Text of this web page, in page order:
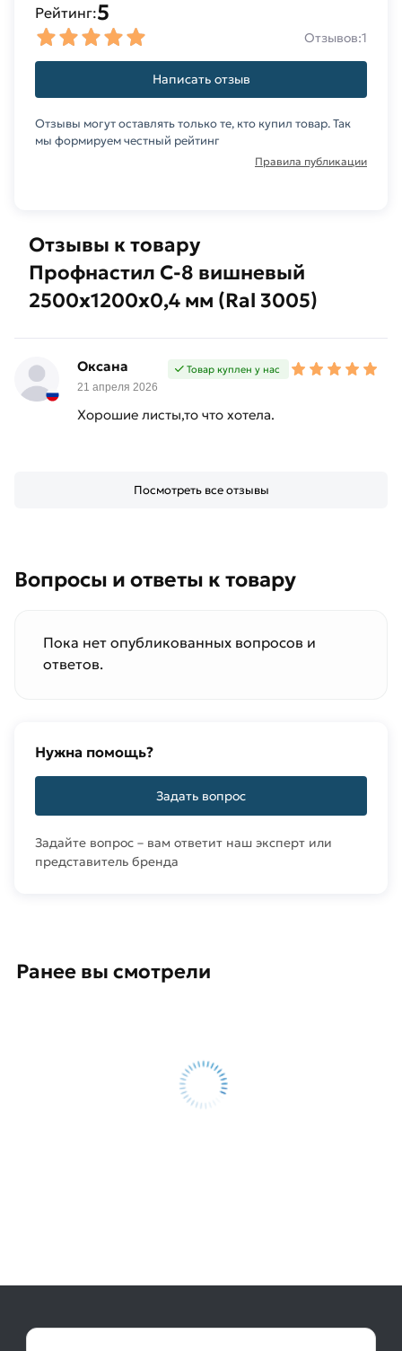
Отзывы к товару
Профнастил С-8 вишневый
2500х1200х0,4 мм (Ral 3005)
Оксана
21 апреля 2026
Товар куплен у нас
Хорошие листы,то что хотела.
Посмотреть все отзывы
Рейтинг:5
Отзывов:1
Написать отзыв
Отзывы могут оставлять только те, кто купил товар. Так
мы формируем честный рейтинг
Правила публикации
Вопросы и ответы к товару
Пока нет опубликованных вопросов и
ответов.
Нужна помощь?
Задать вопрос
Задайте вопрос – вам ответит наш эксперт или
представитель бренда
Ранее вы смотрели